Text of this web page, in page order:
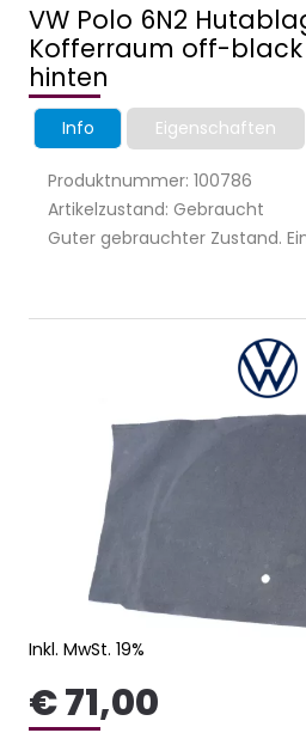
VW Polo 6N2
Kofferraum off-
hinten
Info Eigenschaften
Produktnummer: 100786
Artikelzustand: Gebraucht
Guter gebrauchter Zustand.
Inkl. MwSt. 19%
€ 71,00